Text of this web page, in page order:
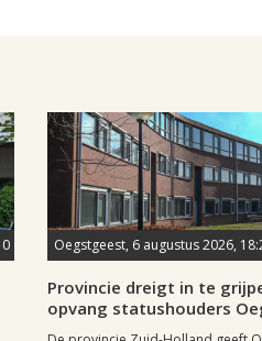
0 Oegstgeest, 6 augustus 2026,
Provincie dreigt in te
opvang statushouders